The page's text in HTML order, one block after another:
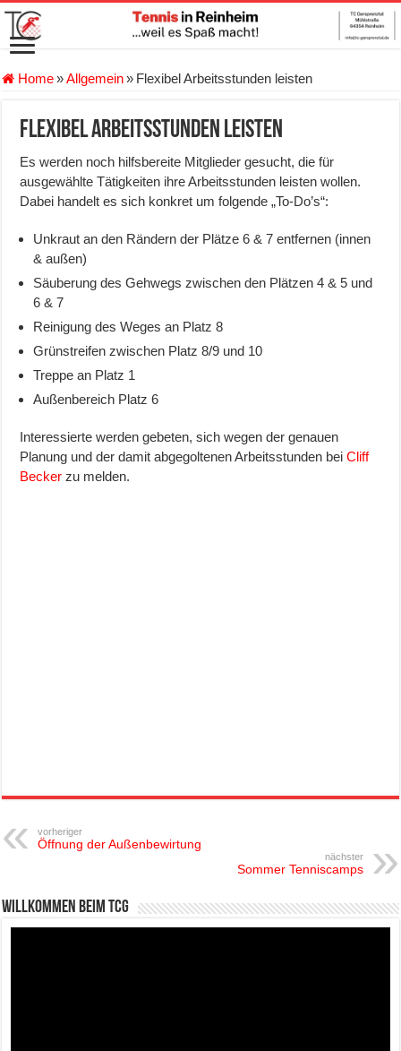
Home»Allgemein» Flexibel Arbeitsstunden leisten
Flexibel Arbeitsstunden leisten
Es werden noch hilfsbereite Mitglieder gesucht, die für
ausgewählte Tätigkeiten ihre Arbeitsstunden leisten wollen.
Dabei handelt es sich konkret um folgende „To-Do’s“:
Unkraut an den Rändern der Plätze 6 & 7 entfernen (innen
& außen)
Säuberung des Gehwegs zwischen den Plätzen 4 & 5 und
6 & 7
Reinigung des Weges an Platz 8
Grünstreifen zwischen Platz 8/9 und 10
Treppe an Platz 1
Außenbereich Platz 6
Interessierte werden gebeten, sich wegen der genauen
Planung und der damit abgegoltenen Arbeitsstunden beiCliff
Becker zu melden.
vorheriger
Öffnung der Außenbewirtung
nächster
Sommer Tenniscamps
Willkommen beim TCG